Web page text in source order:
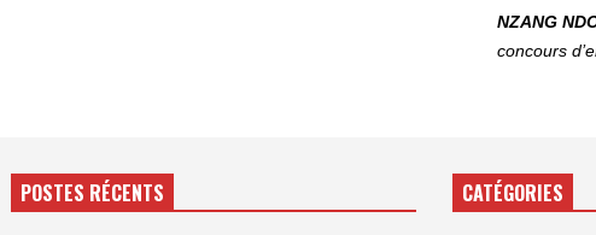
NZANG
concours
POSTES RÉCENTS
CATÉGORIES